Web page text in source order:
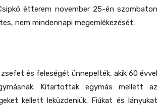
étterem november 25-én szombaton
nem mindennapi megemlékezését.
és feleségét ünnepelték, akik 60 évvel
Kitartottak egymás mellett az
kellett leküzdeniük. Fiúkat és lányukat